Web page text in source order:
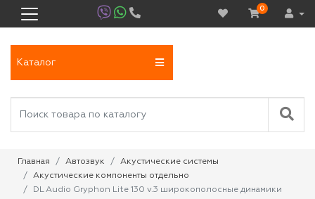
0
Каталог
Главная Автозвук
Акустические системы
Акустические компоненты отдельно
DL Audio Gryphon Lite 130 v.3 широкополосные динамики